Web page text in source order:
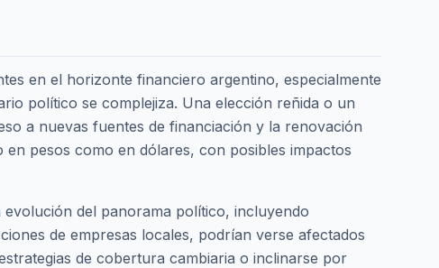
en el horizonte financiero argentino, especialmente
político se complejiza. Una elección reñida o un
a nuevas fuentes de financiación y la renovación
pesos como en dólares, con posibles impactos
del panorama político, incluyendo
de empresas locales, podrían verse afectados
de cobertura cambiaria o inclinarse por